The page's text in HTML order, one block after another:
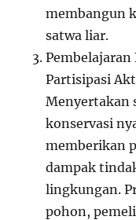
membangun
satwa liar.
Pembelajaran
Partisipasi
Menyertakan
konservasi
memberikan
dampak
lingkungan.
pohon,